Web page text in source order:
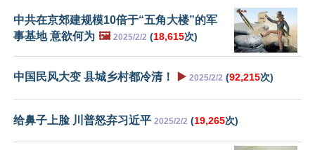
中共在京郊建规模10倍于“五角大楼”的军
事基地 意欲何为 🖼️ 2025/2/2 (18,615次)
中国民风大变 县城乡村都冷清！ ▶️ 2025/2/2 (92,215次)
给鼻子上脸 川普怒弃习近平 2025/2/2 (19,265次)